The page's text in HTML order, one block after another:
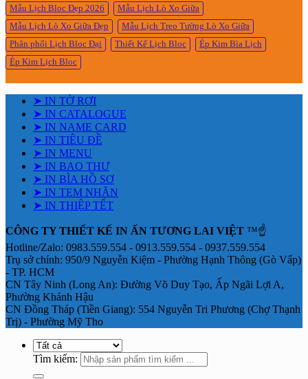
Mẫu Lịch Bloc Đẹp 2026
Mẫu Lịch Lò Xo Giữa
Mẫu Lịch Lò Xo Giữa Đẹp
Mẫu Lịch Treo Tường Lò Xo Giữa
Phân phối Lịch Bloc Đại
Thiết Kế Lịch Bloc
Ép Kim Bìa Lịch
Ép Kim Lịch Bloc
➤ IN TỜ RƠI
➤ IN CATALOGUE
➤ IN NAME CARD
➤ IN TIÊU ĐỀ
➤ IN MENU
➤ IN BAO THƯ
➤ IN BÌA HỒ SƠ
➤ IN TEM NHÃN
➤ IN THIỆP TẾT
CÔNG TY THIẾT KẾ IN ẤN TƯƠNG LAI VIỆT ™☝️
Hotline/Zalo: 0983.559.554 - 0913.559.554 - 0937.559.554
Trụ sở chính: 950/9 Nguyễn Kiệm - Phường Hạnh Thông (Gò Vấp)
- TP. HCM
CN Tây Ninh (Long An): Đường Võ Duy Tạo, Ấp Ngãi Lợi A,
Phường Khánh Hậu
CN Đồng Tháp (Tiền Giang): 554 Nguyễn Tri Phương (Chợ Thạnh
Trị) - Phường Mỹ Tho
Tìm kiếm: